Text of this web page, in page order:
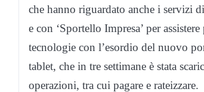
che hanno riguardato anche i servizi
e con ‘Sportello Impresa’ per
tecnologie con l’esordio del nuovo
tablet, che in tre settimane è stata
operazioni, tra cui pagare e rateizzare.